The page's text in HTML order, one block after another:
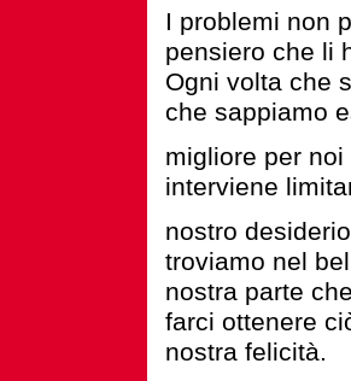
I problemi non
pensiero che li
Ogni volta che
che sappiamo
migliore per
interviene
nostro
troviamo nel
nostra parte
farci ottenere
nostra felicità.